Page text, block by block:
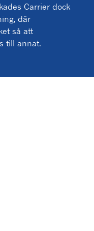
Carrier dock
där
så att
till annat.